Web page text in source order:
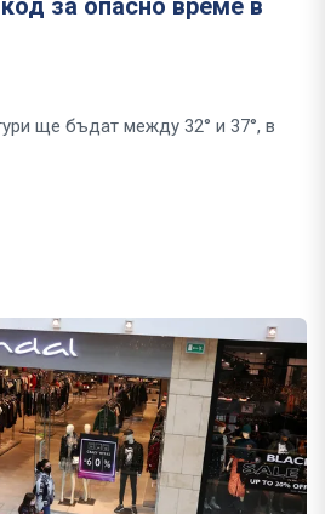
за опасно време в
ще бъдат между 32° и 37°, в